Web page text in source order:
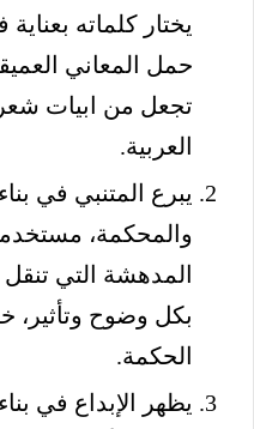
يختار كلماته
حمل المعاني
تجعل من ابيات شعر
العربية.
يبرع المتنبي في
والمحكمة،
المدهشة التي
بكل وضوح وتأثير،
الحكمة.
يظهر الإبداع في